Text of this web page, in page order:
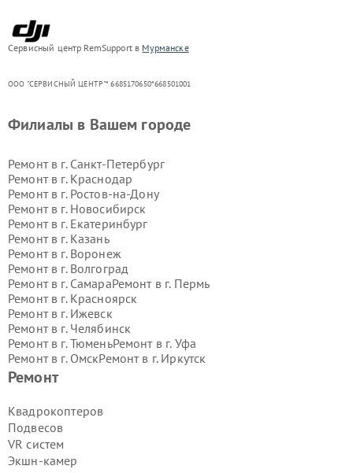
Сервисный центр RemSupport в Мурманске
ООО "СЕРВИСНЫЙ ЦЕНТР"* 6685170650*668501001
Ремонт
Квадрокоптеров
Подвесов
VR систем
Экшн-камер
Филиалы в Вашем городе
Ремонт в г. Санкт-Петербург
Ремонт в г. Краснодар
Ремонт в г. Ростов-на-Дону
Ремонт в г. Новосибирск
Ремонт в г. Екатеринбург
Ремонт в г. Казань
Ремонт в г. Воронеж
Ремонт в г. Волгоград
Ремонт в г. СамараРемонт в г. Пермь
Ремонт в г. Красноярск
Ремонт в г. Ижевск
Ремонт в г. Челябинск
Ремонт в г.ТюменьРемонт в г. Уфа
Ремонт в г. ОмскРемонт в г. Иркутск
Ремонт в г.
Ремонт в г.
Ремонт в г.Тольятти
Ремонт в г.
Ремонт в г.
Ремонт в г.Ульяновск